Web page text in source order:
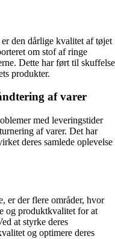
den dårlige kvalitet af tøjet
om stof af ringe
Dette har ført til skuffelse
produkter.
af varer
med leveringstider
af varer. Det har
deres samlede oplevelse
er der flere områder, hvor
og produktkvalitet for at
at styrke deres
og optimere deres